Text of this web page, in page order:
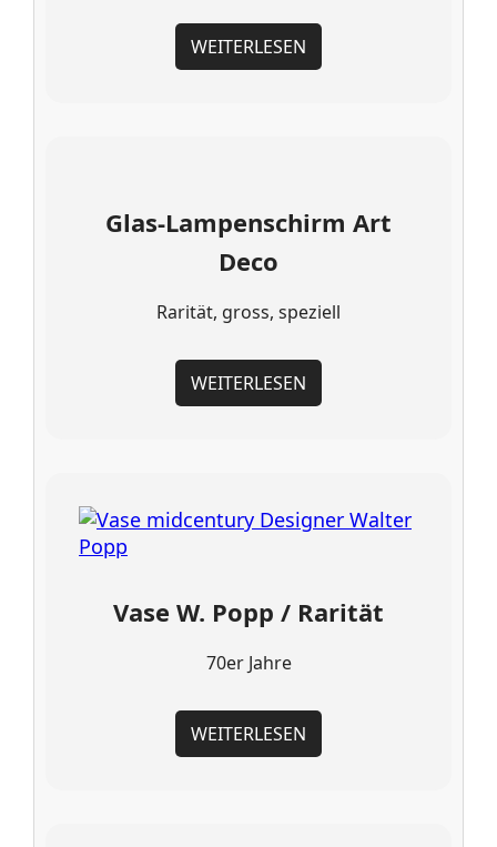
WEITERLESEN
Glas-Lampenschirm Art
Deco
Rarität, gross, speziell
WEITERLESEN
Vase W. Popp / Rarität
70er Jahre
WEITERLESEN